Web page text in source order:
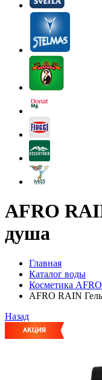
AFRO
душа
Главная
Каталог воды
Косметика
AFRO RAIN
Назад